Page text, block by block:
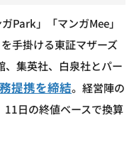
Park」「マンガMee」
手掛ける東証マザーズ
、集英社、白泉社とパー
提携を締結。経営陣の
11日の終値ベースで換算